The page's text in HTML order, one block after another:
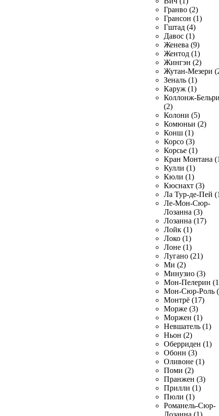
Гранво (2)
Грансон (1)
Гштад (4)
Давос (1)
Женева (9)
Жентод (1)
Жингэн (2)
Жутан-Мезери
Зеналь (1)
Каруж (1)
Коллонж-
(2)
Колони (5)
Комюньи (2)
Конш (1)
Корсо (3)
Корсье (1)
Кран Монтана
Кулли (1)
Кюли (1)
Кюснахт (3)
Ла Тур-де-Пей
Ле-Мон-Сюр-
Лозанна (3)
Лозанна (17)
Лойк (1)
Локо (1)
Лоне (1)
Лугано (21)
Ми (2)
Минузио (3)
Мон-Пелерин
Мон-Сюр-Роль
Монтрё (17)
Морже (3)
Моржен (1)
Невшатель (1)
Ньон (2)
Оберриден (1)
Обонн (3)
Оливоне (1)
Поми (2)
Пранжен (3)
Прилли (1)
Пюли (1)
Романель-Сюр-
Лозанна (1)